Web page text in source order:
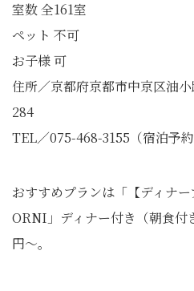
室数 全161室
ペット 不可
お子様 可
住所／京都府京都市中京区油
284
TEL／075-468-3155（宿泊予約
おすすめプランは「【ディナ
ORNI」ディナー付き（朝食付
円～。